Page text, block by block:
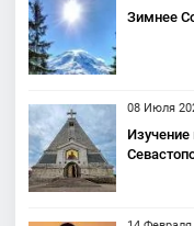
Зимнее
08 Июля